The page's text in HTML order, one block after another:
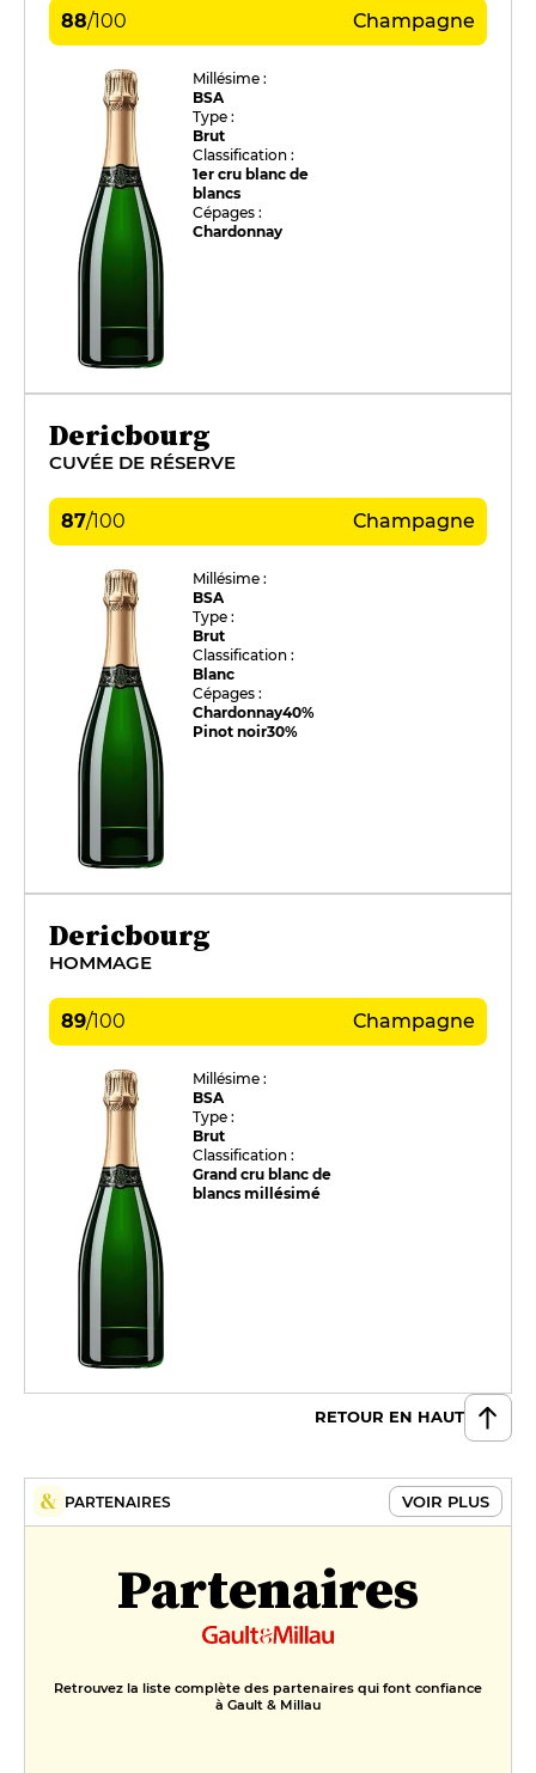
88/100 Champagne
Millésime :
BSA
Type :
Brut
Classification :
1er cru blanc de
blancs
Cépages :
Chardonnay
Dericbourg
CUVÉE DE RÉSERVE
87/100 Champagne
Millésime :
BSA
Type :
Brut
Classification :
Blanc
Cépages :
Chardonnay40%
Pinot noir30%
Dericbourg
HOMMAGE
89/100 Champagne
Millésime :
BSA
Type :
Brut
Classification :
Grand cru blanc de
blancs millésimé
RETOUR EN HAUT
PARTENAIRES VOIR PLUS
Partenaires
Retrouvez la liste complète des partenaires qui font confiance
à Gault & Millau